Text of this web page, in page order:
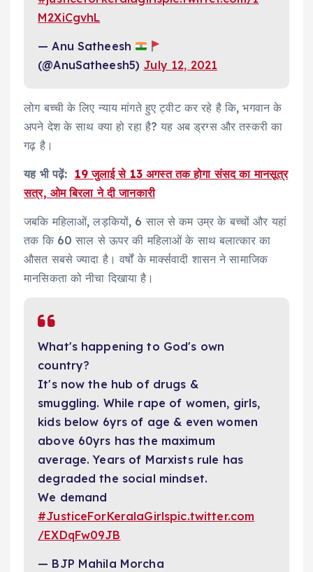
M2XiCgvhL
— Anu Satheesh
(@AnuSatheesh5) July 12, 2021
लोग बच्ची के लिए न्याय मांगते हुए ट्वीट कर रहे है कि, भगवान के
अपने देश के साथ क्या हो रहा है? यह अब ड्रग्स और तस्करी का
गढ़ है।
यह भी पढ़ें: 19 जुलाई से 13 अगस्त तक होगा संसद का मानसूत्र
सत्र, ओम बिरला ने दी जानकारी
जबकि महिलाओं, लड़कियों, 6 साल से कम उम्र के बच्चों और यहां
तक ​​कि 60 साल से ऊपर की महिलाओं के साथ बलात्कार का
औसत सबसे ज्यादा है। वर्षों के मार्क्सवादी शासन ने सामाजिक
मानसिकता को नीचा दिखाया है।
What's happening to God's own
country?
It's now the hub of drugs &
smuggling. While rape of women, girls,
kids below 6yrs of age & even women
above 60yrs has the maximum
average. Years of Marxists rule has
degraded the social mindset.
We demand
#JusticeForKeralaGirlspic.twitter.com
/EXDqFw09JB
— BJP Mahila Morcha